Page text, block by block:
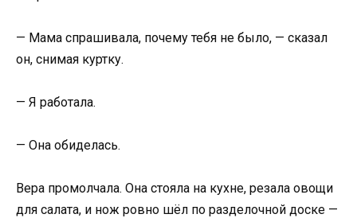
— Мама спрашивала, почему тебя не было, — сказал
он, снимая куртку.
— Я работала.
— Она обиделась.
Вера промолчала. Она стояла на кухне, резала овощи
для салата, и нож ровно шёл по разделочной доске —